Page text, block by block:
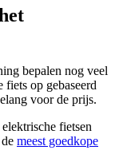
bepalen nog veel
fiets op gebaseerd
voor de prijs.
fietsen
meest goedkope